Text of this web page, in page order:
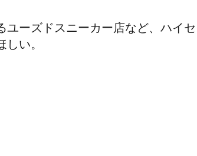
ーズドスニーカー店など、ハイセ
い。